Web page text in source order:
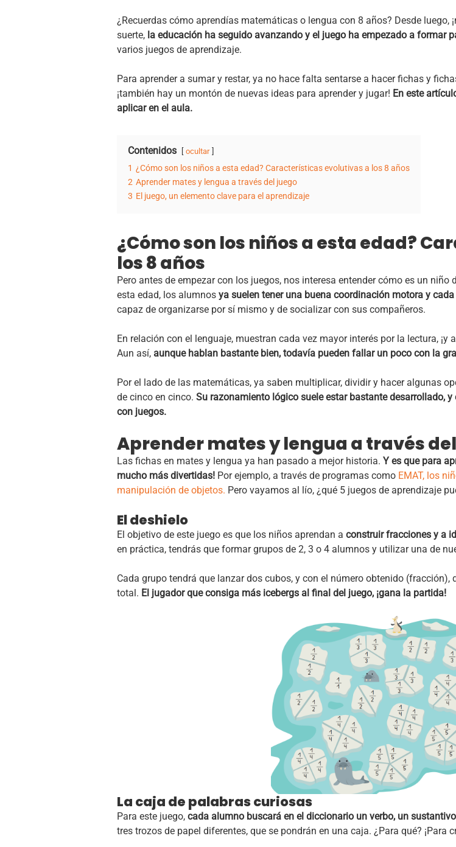
¿Recuerdas cómo aprendías matemáticas o lengua con 8 años? Desde luego,
suerte, la educación ha seguido avanzando y el juego ha empezado a formar
varios juegos de aprendizaje.
Para aprender a sumar y restar, ya no hace falta sentarse a hacer fichas y
¡también hay un montón de nuevas ideas para aprender y jugar! En este
aplicar en el aula.
Contenidos ocultar
1 ¿Cómo son los niños a esta edad? Características evolutivas a los 8 años
2 Aprender mates y lengua a través del juego
3 El juego, un elemento clave para el aprendizaje
¿Cómo son los niños a esta edad?
los 8 años
Pero antes de empezar con los juegos, nos interesa entender cómo es un
esta edad, los alumnos ya suelen tener una buena coordinación motora y
capaz de organizarse por sí mismo y de socializar con sus compañeros.
En relación con el lenguaje, muestran cada vez mayor interés por la lectura,
Aun así, aunque hablan bastante bien, todavía pueden fallar un poco con la
Por el lado de las matemáticas, ya saben multiplicar, dividir y hacer algunas
de cinco en cinco. Su razonamiento lógico suele estar bastante desarrollado,
con juegos.
Aprender mates y lengua a través
Las fichas en mates y lengua ya han pasado a mejor historia. Y es que para
mucho más divertidas! Por ejemplo, a través de programas como EMAT, los
manipulación de objetos. Pero vayamos al lío, ¿qué 5 juegos de aprendizaje
El deshielo
El objetivo de este juego es que los niños aprendan a construir fracciones y a
en práctica, tendrás que formar grupos de 2, 3 o 4 alumnos y utilizar una de
Cada grupo tendrá que lanzar dos cubos, y con el número obtenido
total. El jugador que consiga más icebergs al final del juego, ¡gana la partida!
La caja de palabras curiosas
Para este juego, cada alumno buscará en el diccionario un verbo, un
tres trozos de papel diferentes, que se pondrán en una caja. ¿Para qué? ¡Para